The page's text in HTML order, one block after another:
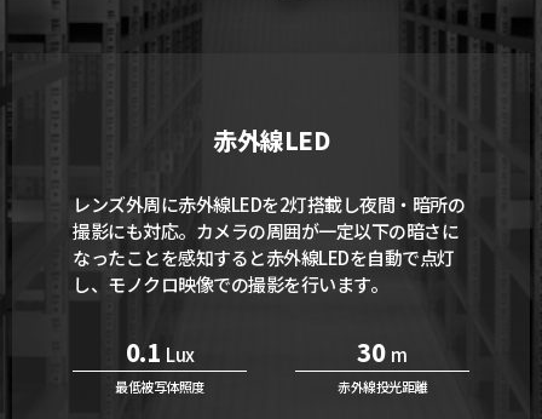
赤外線LED
レンズ外周に赤外線LEDを2灯搭載し夜間・暗所の
撮影にも対応。カメラの周囲が一定以下の暗さに
なったことを感知すると赤外線LEDを自動で点灯
し、モノクロ映像での撮影を行います。
0.1 Lux
最低被写体照度
30 m
赤外線投光距離